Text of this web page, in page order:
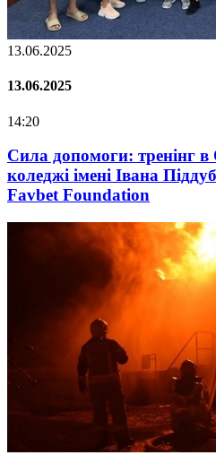
13.06.2025
13.06.2025
14:20
Сила допомоги: тренінг в
коледжі імені Івана
Favbet Foundation